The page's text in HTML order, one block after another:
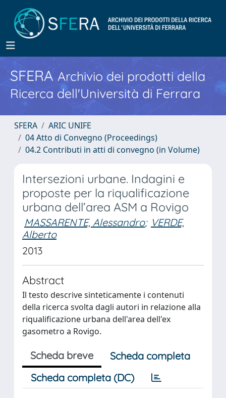
SFERA Archivio dei prodotti della
Ricerca dell'Università di Ferrara
SFERA
ARIC UNIFE
04 Atto di Convegno (Proceedings)
04.2 Contributi in atti di convegno (in Volume)
Intersezioni urbane. Indagini e
proposte per la riqualificazione
urbana dell’area ASM a Rovigo
MASSARENTE, Alessandro; VERDE,
Alberto
2013
Abstract
Il testo descrive sinteticamente i contenuti
della ricerca svolta dagli autori in relazione alla
riqualificazione urbana dell'area dell'ex
gasometro a Rovigo.
Scheda breve
Scheda completa
Scheda completa (DC)